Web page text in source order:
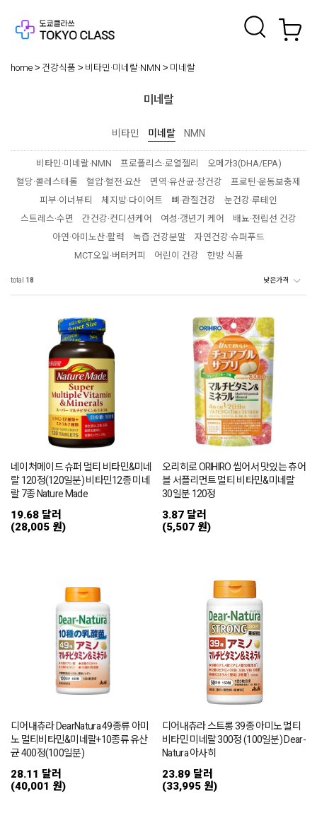
home 건강식품 비타민·미네랄·NMN 미네랄
미네랄
비타민 미네랄 NMN
비타민·미네랄·NMN 프로폴리스·로열젤리
오메가3(DHA/EPA)
혈당·콜레스테롤
혈압·혈전·요산 면역·유산균·장건강
프로틴·운동보충제
피부·이너뷰티
체지방·다이어트 뼈·관절건강
눈건강·루테인
스트레스·수면
간건강·컨디션케어 여성·갱년기 케어
배뇨·전립선 건강
아연·아미노산·활력
녹즙·건강분말
자연건강·슈퍼푸드
MCT오일·버터커피
어린이 건강 한방 식품
total 18
네이처메이드 슈퍼 멀티 비타민&미네
랄 120정(120일분) 비타민12종 미네
랄 7종 Nature Made
19.68 달러
(28,005 원)
오리히로 ORIHIRO 씹어서 맛있는 츄어
블 서플리먼트 멀티 비타민&미네랄
30일분 120정
3.87 달러
(5,507 원)
디어내츄라 DearNatura 49종류 아미
노 멀티비타민&미네랄+10종류 유산
균 400정(100일분)
28.11 달러
(40,001 원)
디어내츄라 스트롱 39종 아미노 멀티
비타민 미네랄 300정 (100일분) Dear-
Natura 아사히
23.89 달러
(33,995 원)